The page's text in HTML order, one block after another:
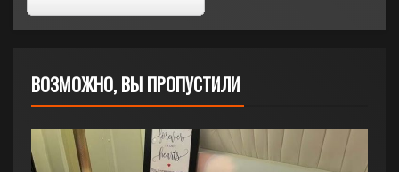
ВОЗМОЖНО, ВЫ ПРОПУСТИЛИ